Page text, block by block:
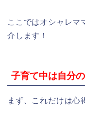
ここではオシャレマ
介します！
子育て中は自分
まず、これだけは心